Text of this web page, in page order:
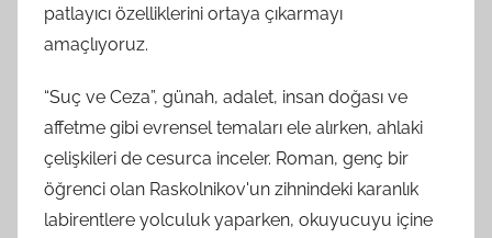
patlayıcı özelliklerini ortaya çıkarmayı
amaçlıyoruz.
“Suç ve Ceza”, günah, adalet, insan doğası ve
affetme gibi evrensel temaları ele alırken, ahlaki
çelişkileri de cesurca inceler. Roman, genç bir
öğrenci olan Raskolnikov'un zihnindeki karanlık
labirentlere yolculuk yaparken, okuyucuyu içine